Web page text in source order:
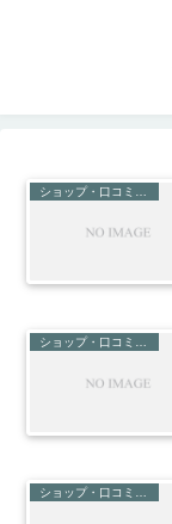
ショップ・口コミ・評判